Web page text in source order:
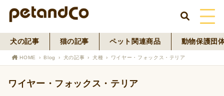
HOME
About Us
犬の記事 猫の記事 ペット関連商品 動物保護団
HOME Blog 犬の記事 犬種 ワイヤー・フォックス・テリア
ワイヤー・フォックス・テリア